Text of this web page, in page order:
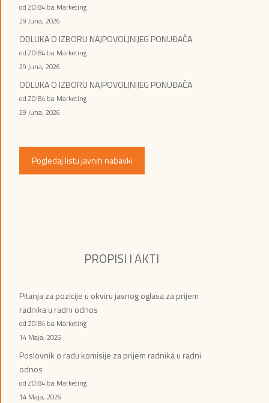
od ZOI84.ba Marketing
29 Juna, 2026
ODLUKA O IZBORU NAJPOVOLJNIJEG PONUĐAČA
od ZOI84.ba Marketing
29 Juna, 2026
ODLUKA O IZBORU NAJPOVOLJNIJEG PONUĐAČA
od ZOI84.ba Marketing
29 Juna, 2026
Pogledaj listu javnih nabavki
PROPISI I AKTI
Pitanja za pozicije u okviru javnog oglasa za prijem
radnika u radni odnos
od ZOI84.ba Marketing
14 Maja, 2026
Poslovnik o radu komisije za prijem radnika u radni
odnos
od ZOI84.ba Marketing
14 Maja, 2026